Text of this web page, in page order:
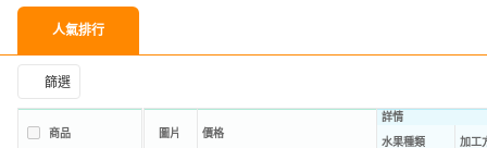
人氣排行
篩選
商品 圖片 價格
詳情
水果種類
加工